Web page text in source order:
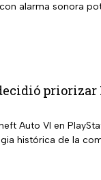
alarma sonora
Auto VI en
histórica de la